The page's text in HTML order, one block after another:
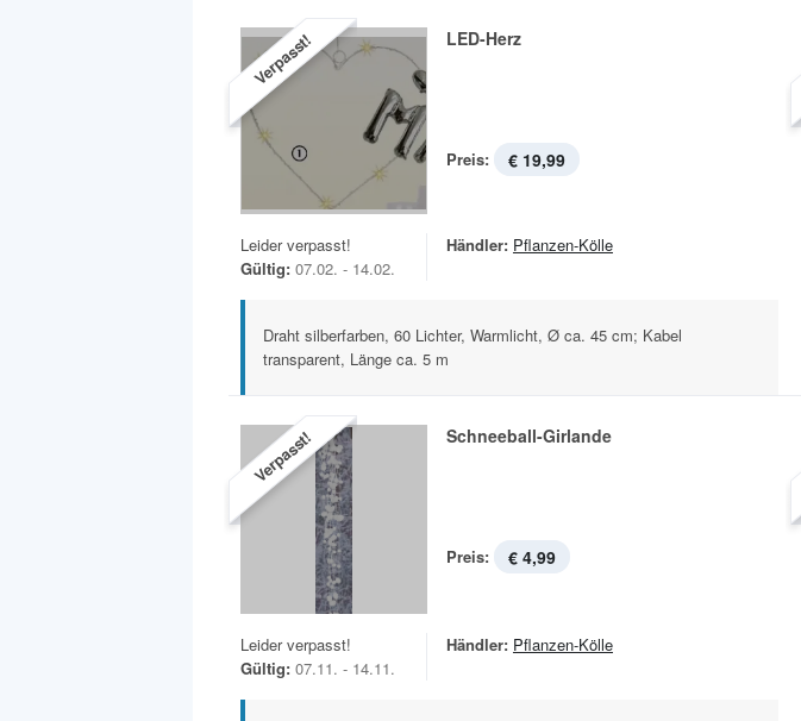
Verpasst! LED-Herz
Preis: € 19,99
Leider verpasst!
Gültig: 07.02. - 14.02.
Händler: Pflanzen-Kölle
Draht silberfarben, 60 Lichter, Warmlicht, Ø ca. 45 cm; Kabel
transparent, Länge ca. 5 m
Verpasst! Schneeball-Girlande
Preis: € 4,99
Leider verpasst!
Gültig: 07.11. - 14.11.
Händler: Pflanzen-Kölle